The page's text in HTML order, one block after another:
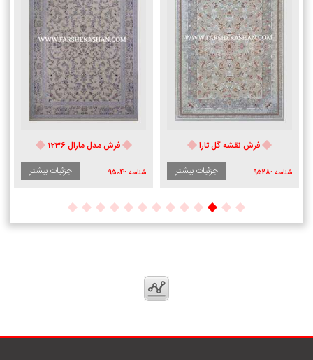
فرش نقشه گل تارا
شناسه :9528 جزئیات بیشتر
فرش مدل مارال 1236
شناسه :9504 جزئیات بیشتر